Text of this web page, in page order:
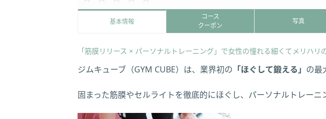
基本情報
コース
クーポン
写真
「筋膜リリース × パーソナルトレーニング」で女性の憧れる細くてメリハリ
ジムキューブ（GYM CUBE）は、業界初の 「ほぐして鍛える」 の最
固まった筋膜やセルライトを徹底的にほぐし、パーソナルトレーニ